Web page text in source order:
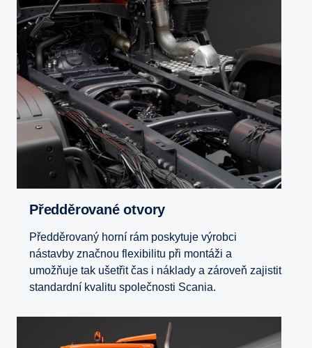
Předděrované otvory
Předděrovaný horní rám poskytuje výrobci
nástavby značnou flexibilitu při montáži a
umožňuje tak ušetřit čas i náklady a zároveň zajistit
standardní kvalitu společnosti Scania.